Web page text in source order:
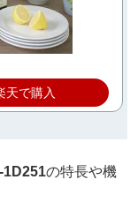
天で購入
1D251の特長や機